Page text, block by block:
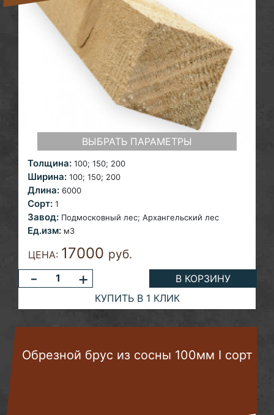
ВЫБРАТЬ ПАРАМЕТРЫ
Толщина: 100; 150; 200
Ширина: 100; 150; 200
Длина: 6000
Сорт: 1
Завод: Подмосковный лес; Архангельский лес
Ед.изм: м3
ЦЕНА: 17000 руб.
- +
В КОРЗИНУ
КУПИТЬ В 1 КЛИК
Обрезной брус из сосны 100мм I сорт